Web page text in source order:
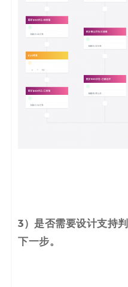
3）是否需要设计支持
下一步。